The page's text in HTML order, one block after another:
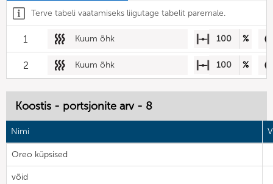
Terve tabeli vaatamiseks liigutage tabelit paremale.
1 Kuum õhk 100 %
2 Kuum õhk 100 %
Koostis - portsjonite arv - 8
Nimi
Oreo küpsised
võid